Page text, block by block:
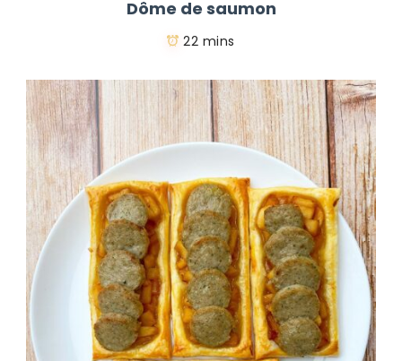
Dôme de saumon
22 mins